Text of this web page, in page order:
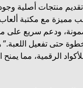
منتجات أصلية
مميزة مع مكتبة
ودعم سريع على
حتى تفعيل اللعبة.”
الرقمية، مما يمنح